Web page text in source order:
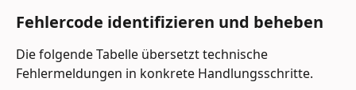
Fehlercode identifizieren und beheben
Die folgende Tabelle übersetzt technische
Fehlermeldungen in konkrete Handlungsschritte.